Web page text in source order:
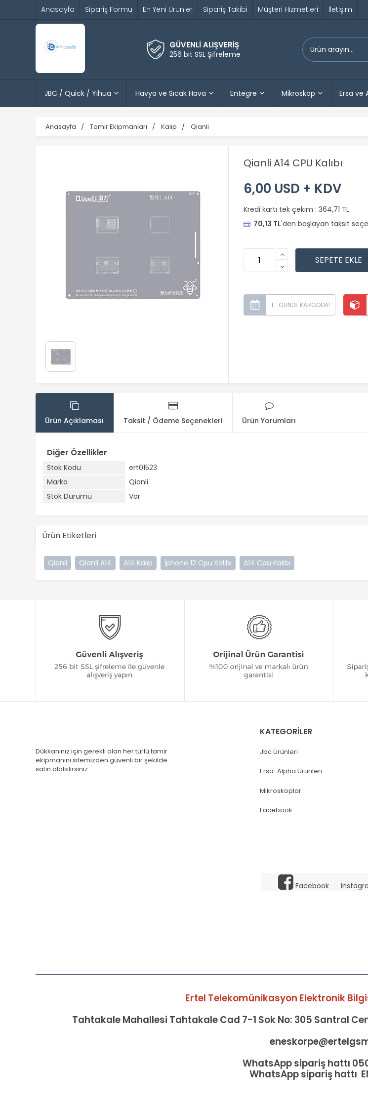
Anasayfa Sipariş Formu En Yeni Ürünler Sipariş Takibi Müşteri Hizmetleri İletişim
GÜVENLİ ALIŞVERİŞ
256 bit SSL Şifreleme
JBC / Quick / Yihua Havya ve Sıcak Hava Entegre Mikroskop Ersa ve
Anasayfa Tamir Ekipmanları Kalıp Qianli
Qianli A14 CPU Kalıbı
6,00 USD + KDV
Kredi kartı tek çekim : 364,71 TL
70,13 TL'den başlayan taksit
1
Ürün Açıklaması Taksit / Ödeme Seçenekleri Ürün Yorumları
Diğer Özellikler
Stok Kodu
ert01523
Marka
Qianli
Stok Durumu
Var
Ürün Etiketleri
Qianli Qianli A14 A14 Kalıp İphone 12 Cpu Kalıbı A14 Cpu Kalıbı
Dükkanınız için gerekli olan her türlü tamir
ekipmanını sitemizden güvenli bir şekilde
satın alabilirsiniz.
KATEGORİLER
Jbc Ürünleri
Ersa-Alpha Ürünleri
Mikroskoplar
Facebook
Facebook
Ertel Telekomünikasyon Elektronik
Tahtakale Mahallesi Tahtakale Cad 7-1 Sok No: 305 Santral
WhatsApp sipariş hattı
WhatsApp sipariş hattı